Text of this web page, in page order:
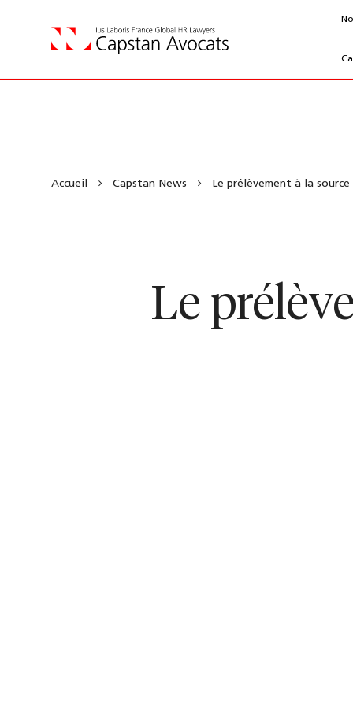
Accueil Capstan News Le prélèvement à la source
Le